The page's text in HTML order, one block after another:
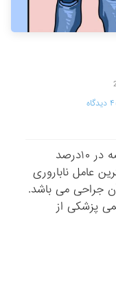
واریکوسل یا واریسی شدن عروق بیضه در ۱۰درصد
عامل ناباروری
جراحی می باشد.
دائمی پزشکی از